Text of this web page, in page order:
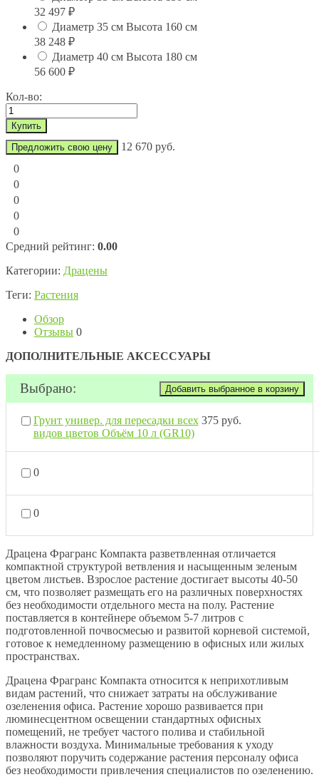
32 497 ₽
Диаметр 35 см Высота 160 см
38 248 ₽
Диаметр 40 см Высота 180 см
56 600 ₽
Кол-во:
Предложить свою цену
12 670 руб.
0
0
0
0
0
Средний рейтинг: 0.00
Категории: Драцены
Теги: Растения
Обзор
Отзывы 0
ДОПОЛНИТЕЛЬНЫЕ АКСЕССУАРЫ
Выбрано:
Грунт универ. для пересадки всех
видов цветов Объём 10 л (GR10)
375 руб.
0
0
Драцена Фрагранс Компакта разветвленная отличается
компактной структурой ветвления и насыщенным зеленым
цветом листьев. Взрослое растение достигает высоты 40-50
см, что позволяет размещать его на различных поверхностях
без необходимости отдельного места на полу. Растение
поставляется в контейнере объемом 5-7 литров с
подготовленной почвосмесью и развитой корневой системой,
готовое к немедленному размещению в офисных или жилых
пространствах.
Драцена Фрагранс Компакта относится к неприхотливым
видам растений, что снижает затраты на обслуживание
озеленения офиса. Растение хорошо развивается при
люминесцентном освещении стандартных офисных
помещений, не требует частого полива и стабильной
влажности воздуха. Минимальные требования к уходу
позволяют поручить содержание растения персоналу офиса
без необходимости привлечения специалистов по озеленению.